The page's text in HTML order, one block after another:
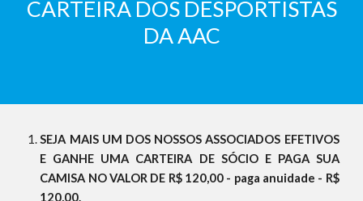
CARTEIRA DOS DESPORTISTAS
DAAAC
SEJA MAIS UM DOS NOSSOS ASSOCIADOS EFETIVOS
E GANHE UMA CARTEIRA DE SÓCIO E PAGA SUA
CAMISA NO VALOR DE R$ 120,00 - paga anuidade - R$
120,00.